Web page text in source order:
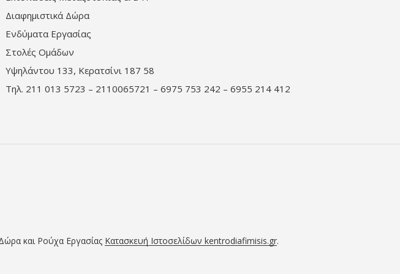
Διαφημιστικά Δώρα
Ενδύματα Εργασίας
Στολές Ομάδων
Υψηλάντου 133, Κερατσίνι 187 58
Τηλ. 211 013 5723 – 2110065721 – 6975 753 242 – 6955 214 412
και Ρούχα Εργασίας Κατασκευή Ιστοσελίδων kentrodiafimisis.gr.